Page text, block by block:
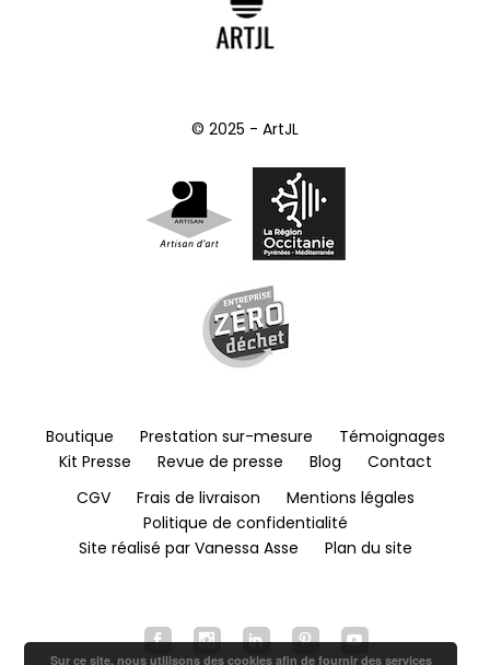
© 2025 - ArtJL
Boutique Prestation sur-mesure
Témoignages
Kit Presse
Revue de presse Blog
Contact
CGV
Frais de livraison
Mentions légales
Politique de confidentialité
Site réalisé par Vanessa Asse
Plan du site
Sur ce site, nous utilisons des cookies afin de fournir des services